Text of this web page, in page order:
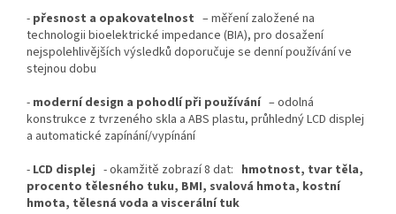
- přesnost a opakovatelnost – měření založené na
technologii bioelektrické impedance (BIA), pro dosažení
nejspolehlivějších výsledků doporučuje se denní používání ve
stejnou dobu
- moderní design a pohodlí při používání – odolná
konstrukce z tvrzeného skla a ABS plastu, průhledný LCD displej
a automatické zapínání/vypínání
- LCD displej - okamžitě zobrazí 8 dat: hmotnost, tvar těla,
procento tělesného tuku, BMI, svalová hmota, kostní
hmota, tělesná voda a viscerální tuk